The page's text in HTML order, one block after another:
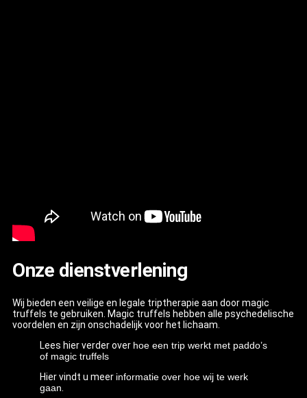
Onze dienstverlening
Wij bieden een veilige en legale triptherapie aan door magic
truffels te gebruiken. Magic truffels hebben alle psychedelische
voordelen en zijn onschadelijk voor het lichaam.
Lees hier verder over hoe een trip werkt met paddo’s
of magic truffels
Hier vindt u meer informatie over hoe wij te werk
gaan.